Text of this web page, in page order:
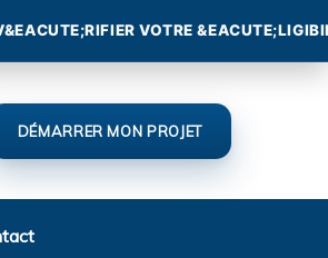
DÉMARRER MON PROJET